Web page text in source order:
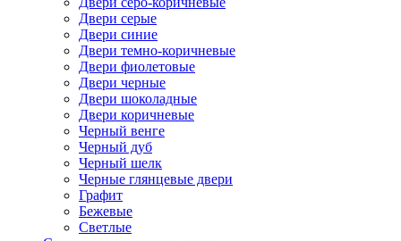
Двери серые
Двери синие
Двери темно-коричневые
Двери фиолетовые
Двери черные
Двери шоколадные
Двери коричневые
Черный венге
Черный дуб
Черный шелк
Черные глянцевые двери
Графит
Бежевые
Светлые